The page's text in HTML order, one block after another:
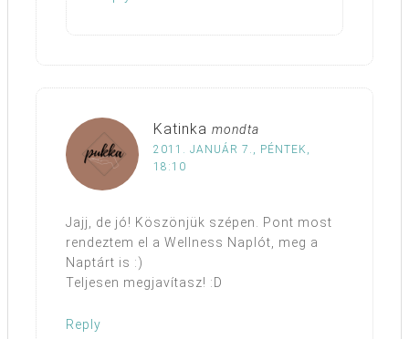
Katinka mondta
2011. JANUÁR 7., PÉNTEK,
18:10
Jajj, de jó! Köszönjük szépen. Pont most
rendeztem el a Wellness Naplót, meg a
Naptárt is :)
Teljesen megjavítasz! :D
Reply